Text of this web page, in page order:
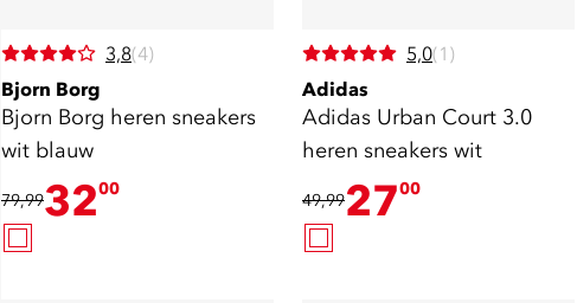
3,8(4)
Bjorn Borg
Bjorn Borg heren sneakers
wit blauw
79,993200
5,0(1)
Adidas
Adidas Urban Court 3.0
heren sneakers wit
49,992700